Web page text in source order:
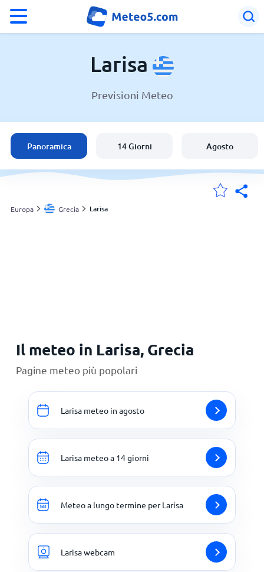
Grecia
Italia
Svizzera
Larisa
Previsioni Meteo
Panoramica 14 Giorni Agosto
Europa Grecia Larisa
Il meteo in Larisa, Grecia
Pagine meteo più popolari
Larisa meteo in agosto
Larisa meteo a 14 giorni
Meteo a lungo termine per Larisa
Larisa webcam